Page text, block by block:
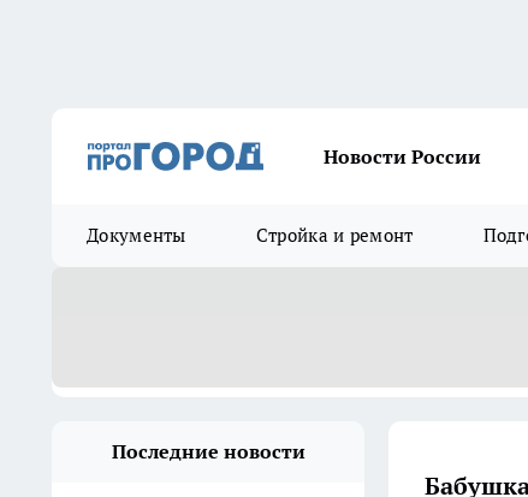
Новости России
Документы Стройка и ремонт
Последние новости